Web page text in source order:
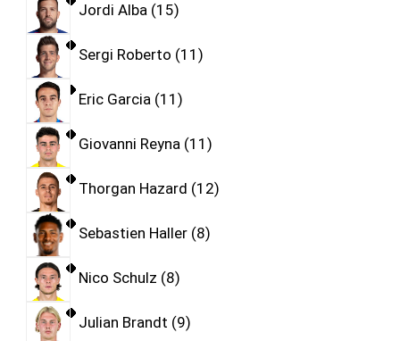
Jordi Alba 15
Sergi Roberto 11
Eric Garcia 11
Giovanni Reyna 11
Thorgan Hazard 12
Sebastien Haller 8
Nico Schulz 8
Julian Brandt 9